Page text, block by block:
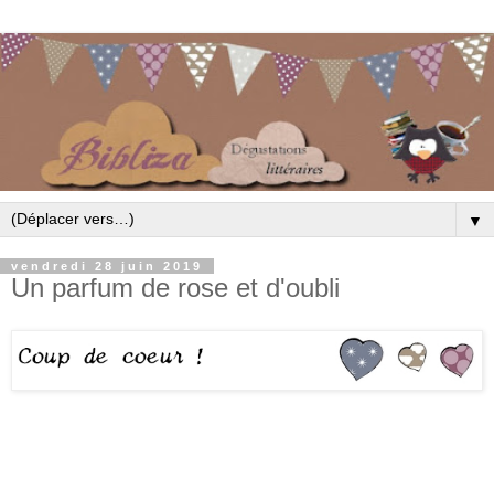
▼
vendredi 28 juin 2019
Un parfum de rose et d'oubli